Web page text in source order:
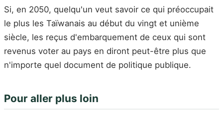
Si, en 2050, quelqu'un veut savoir ce qui préoccupait
le plus les Taïwanais au début du vingt et unième
siècle, les reçus d'embarquement de ceux qui sont
revenus voter au pays en diront peut-être plus que
n'importe quel document de politique publique.
Pour aller plus loin